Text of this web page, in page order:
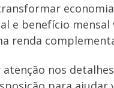
e benefício mensal
renda
nos